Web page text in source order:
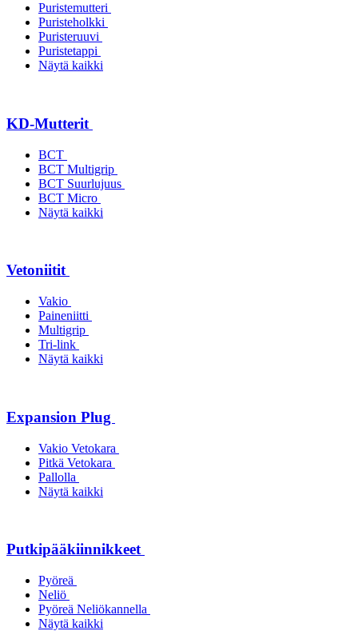
Puristemutteri
Puristeholkki
Puristeruuvi
Puristetappi
Näytä kaikki
KD-Mutterit
BCT
BCT Multigrip
BCT Suurlujuus
BCT Micro
Näytä kaikki
Vetoniitit
Vakio
Paineniitti
Multigrip
Tri-link
Näytä kaikki
Expansion Plug
Vakio Vetokara
Pitkä Vetokara
Pallolla
Näytä kaikki
Putkipääkiinnikkeet
Pyöreä
Neliö
Pyöreä Neliökannella
Näytä kaikki